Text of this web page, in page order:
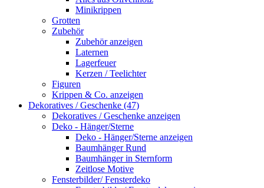
Minikrippen
Grotten
Zubehör
Zubehör anzeigen
Laternen
Lagerfeuer
Kerzen / Teelichter
Figuren
Krippen & Co. anzeigen
Dekoratives / Geschenke (47)
Dekoratives / Geschenke anzeigen
Deko - Hänger/Sterne
Deko - Hänger/Sterne anzeigen
Baumhänger Rund
Baumhänger in Sternform
Zeitlose Motive
Fensterbilder/ Fensterdeko